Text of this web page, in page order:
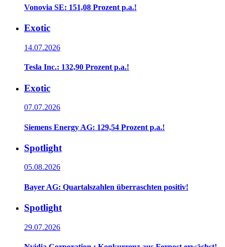
Vonovia SE: 151,08 Prozent p.a.!
Exotic
14.07.2026
Tesla Inc.: 132,90 Prozent p.a.!
Exotic
07.07.2026
Siemens Energy AG: 129,54 Prozent p.a.!
Spotlight
05.08.2026
Bayer AG: Quartalszahlen überraschten positiv!
Spotlight
29.07.2026